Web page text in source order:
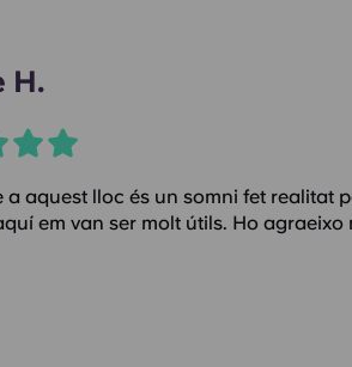
H.
a aquest lloc és un somni fet realitat
em van ser molt útils. Ho agraeixo